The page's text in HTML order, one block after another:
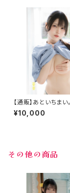
【通販】あといちまい
版付き)
¥10,000
その他の商品